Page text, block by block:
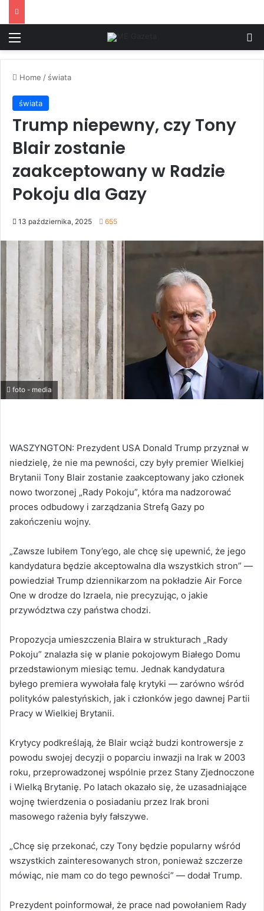
Home / świata
świata
Trump niepewny, czy Tony
Blair zostanie
zaakceptowany w Radzie
Pokoju dla Gazy
13 października, 2025 655
foto - media
WASZYNGTON: Prezydent USA Donald Trump przyznał w
niedzielę, że nie ma pewności, czy były premier Wielkiej
Brytanii Tony Blair zostanie zaakceptowany jako członek
nowo tworzonej „Rady Pokoju”, która ma nadzorować
proces odbudowy i zarządzania Strefą Gazy po
zakończeniu wojny.
„Zawsze lubiłem Tony’ego, ale chcę się upewnić, że jego
kandydatura będzie akceptowalna dla wszystkich stron” —
powiedział Trump dziennikarzom na pokładzie Air Force
One w drodze do Izraela, nie precyzując, o jakie
przywództwa czy państwa chodzi.
Propozycja umieszczenia Blaira w strukturach „Rady
Pokoju” znalazła się w planie pokojowym Białego Domu
przedstawionym miesiąc temu. Jednak kandydatura
byłego premiera wywołała falę krytyki — zarówno wśród
polityków palestyńskich, jak i członków jego dawnej Partii
Pracy w Wielkiej Brytanii.
Krytycy podkreślają, że Blair wciąż budzi kontrowersje z
powodu swojej decyzji o poparciu inwazji na Irak w 2003
roku, przeprowadzonej wspólnie przez Stany Zjednoczone
i Wielką Brytanię. Po latach okazało się, że uzasadniające
wojnę twierdzenia o posiadaniu przez Irak broni
masowego rażenia były fałszywe.
„Chcę się przekonać, czy Tony będzie popularny wśród
wszystkich zainteresowanych stron, ponieważ szczerze
mówiąc, nie mam co do tego pewności” — dodał Trump.
Prezydent poinformował, że prace nad powołaniem Rady